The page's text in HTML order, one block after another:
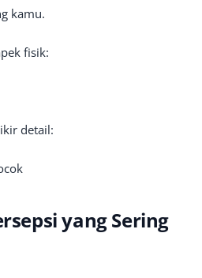
kamu.
fisik:
detail:
yang Sering